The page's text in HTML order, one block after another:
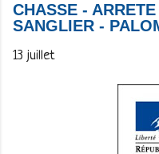
CHASSE -
SANGLIER -
13 juillet